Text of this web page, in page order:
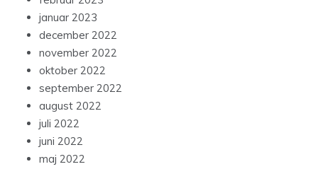
januar 2023
december 2022
november 2022
oktober 2022
september 2022
august 2022
juli 2022
juni 2022
maj 2022